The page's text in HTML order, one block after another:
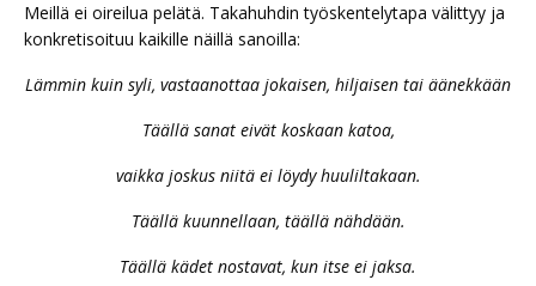
Meillä ei oireilua pelätä. Takahuhdin työskentelytapa välittyy ja
konkretisoituu kaikille näillä sanoilla:
Lämmin kuin syli, vastaanottaa jokaisen, hiljaisen tai äänekkään
Täällä sanat eivät koskaan katoa,
vaikka joskus niitä ei löydy huuliltakaan.
Täällä kuunnellaan, täällä nähdään.
Täällä kädet nostavat, kun itse ei jaksa.